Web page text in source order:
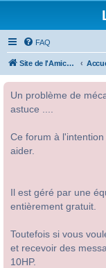
FAQ
Site de l'Amicale Citroën 10HP
Un problème de
astuce ....
Ce forum à
aider.
Il est géré par une
entièrement gratuit.
Toutefois si vous
et recevoir des
10HP.